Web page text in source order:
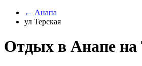
← Анапа
ул Терская
Отдых в Анапе на